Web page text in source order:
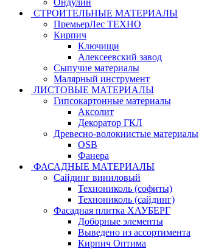
Ондулин
СТРОИТЕЛЬНЫЕ МАТЕРИАЛЫ
ПремьерЛес ТЕХНО
Кирпич
Ключищи
Алексеевский завод
Сыпучие материалы
Малярный инструмент
ЛИСТОВЫЕ МАТЕРИАЛЫ
Гипсокартонные материалы
Аксолит
Декоратор ГКЛ
Древесно-волокнистые материалы
OSB
Фанера
ФАСАДНЫЕ МАТЕРИАЛЫ
Сайдинг виниловый
Технониколь (софиты)
Технониколь (сайдинг)
Фасадная плитка ХАУБЕРГ
Доборные элементы
Выведено из ассортимента
Кирпич Оптима